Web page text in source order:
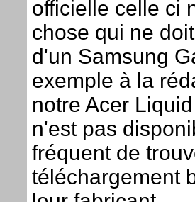
officielle celle ci
chose qui ne
d'un Samsung
exemple à la
notre Acer
n'est pas
fréquent de
téléchargement